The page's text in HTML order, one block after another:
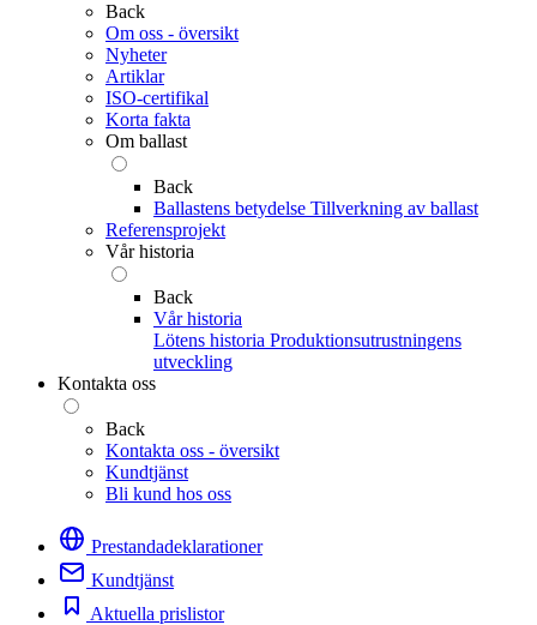
Back
Om oss - översikt
Nyheter
Artiklar
ISO-certifikal
Korta fakta
Om ballast
Back
Ballastens betydelse Tillverkning av ballast
Referensprojekt
Vår historia
Back
Vår historia
Lötens historia Produktionsutrustningens
utveckling
Kontakta oss
Back
Kontakta oss - översikt
Kundtjänst
Bli kund hos oss
Prestandadeklarationer
Kundtjänst
Aktuella prislistor